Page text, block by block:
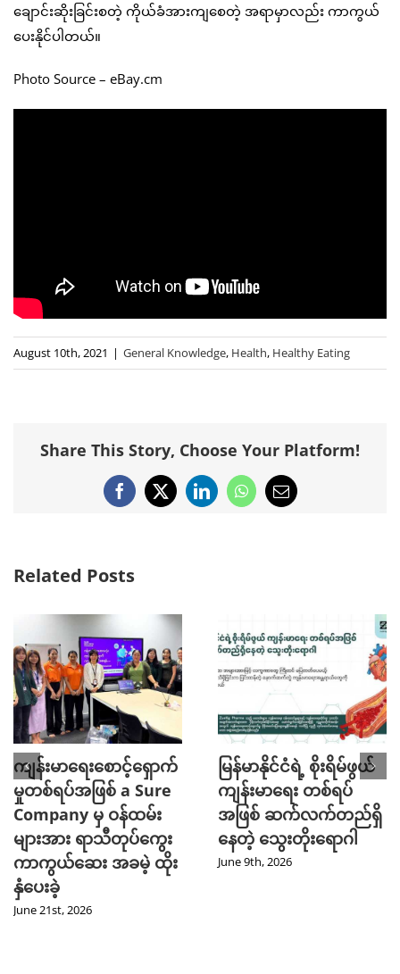
ချောင်းဆိုးခြင်းစတဲ့ ကိုယ်ခံအားကျစေတဲ့ အရာမှာလည်း ကာကွယ်
ပေးနိုင်ပါတယ်။
Photo Source – eBay.cm
August 10th, 2021 | General Knowledge, Health, Healthy Eating
Share This Story, Choose Your Platform!
Facebook
X LinkedInWhatsApp
Email
Related Posts
ကျန်းမာရေးစောင့်ရှောက်
မှုတစ်ရပ်အဖြစ် a Sure
Company မှ ဝန်ထမ်း
များအား ရာသီတုပ်ကွေး
ကာကွယ်ဆေး အခမဲ့ ထိုး
နှံပေးခဲ့
June 21st, 2026
မြန်မာနိုင်ငံရဲ့ စိုးရိမ်ဖွယ်
ကျန်းမာရေး တစ်ရပ်
အဖြစ် ဆက်လက်တည်ရှိ
နေတဲ့ သွေးတိုးရောဂါ
June 9th, 2026